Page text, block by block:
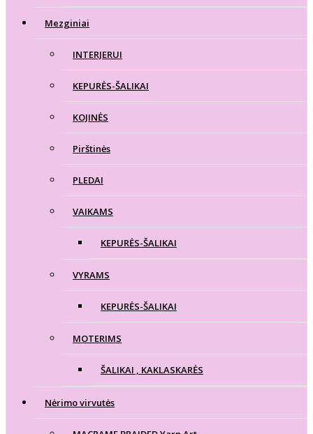
Mezginiai
INTERJERUI
KEPURĖS-ŠALIKAI
KOJINĖS
Pirštinės
PLEDAI
VAIKAMS
KEPURĖS-ŠALIKAI
VYRAMS
KEPURĖS-ŠALIKAI
MOTERIMS
ŠALIKAI , KAKLASKARĖS
Nėrimo virvutės